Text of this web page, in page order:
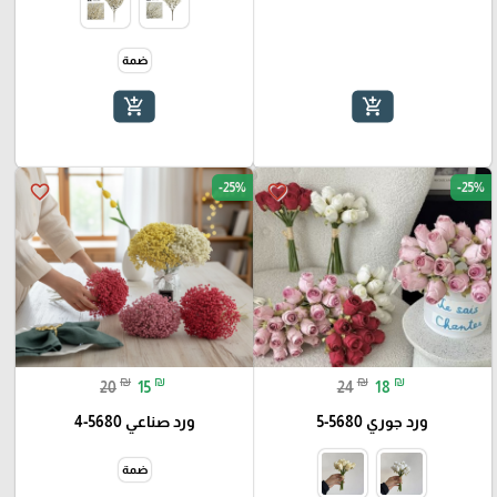
add_shopping_cart
ضمة
add_shopping_cart
favorite_border -25%
24 ₪ 18 ₪
ورد جوري 5680-5
favorite_border -25%
20 ₪ 15 ₪
ورد صناعي 5680-4
ضمة